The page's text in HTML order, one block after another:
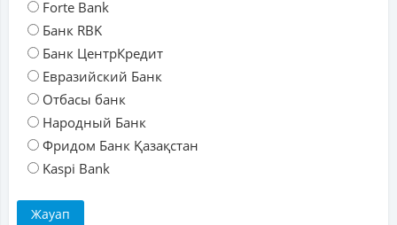
Forte Bank
Банк RBK
Банк ЦентрКредит
Евразийский Банк
Отбасы банк
Народный Банк
Фридом Банк Қазақстан
Kaspi Bank